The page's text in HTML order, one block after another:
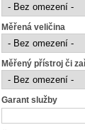
Měřená veličina
Měřený přístroj či
Garant služby